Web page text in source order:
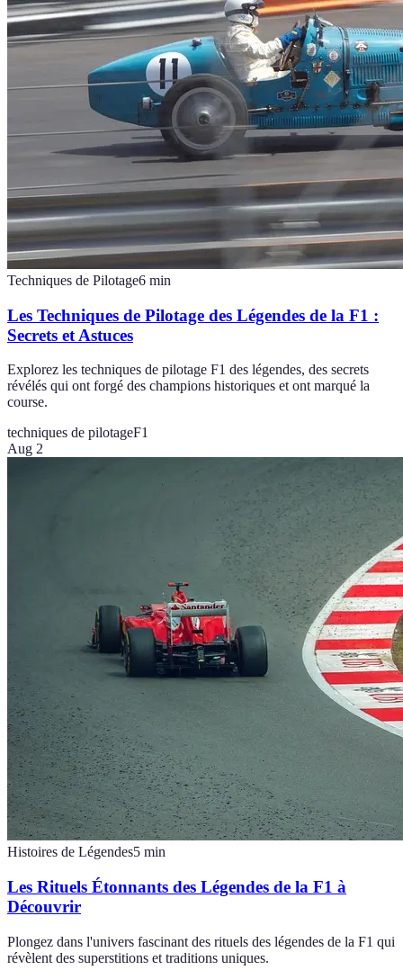
Techniques de Pilotage6 min
Les Techniques de Pilotage des Légendes de la F1 :
Secrets et Astuces
Explorez les techniques de pilotage F1 des légendes, des secrets
révélés qui ont forgé des champions historiques et ont marqué la
course.
techniques de pilotageF1
Aug 2
Histoires de Légendes5 min
Les Rituels Étonnants des Légendes de la F1 à
Découvrir
Plongez dans l'univers fascinant des rituels des légendes de la F1 qui
révèlent des superstitions et traditions uniques.